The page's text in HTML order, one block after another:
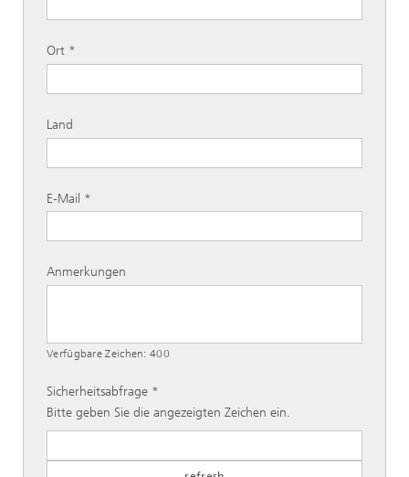
Ort
Land
E-Mail
Anmerkungen
Verfügbare Zeichen:400
Sicherheitsabfrage
Bitte geben Sie die angezeigten Zeichen ein.